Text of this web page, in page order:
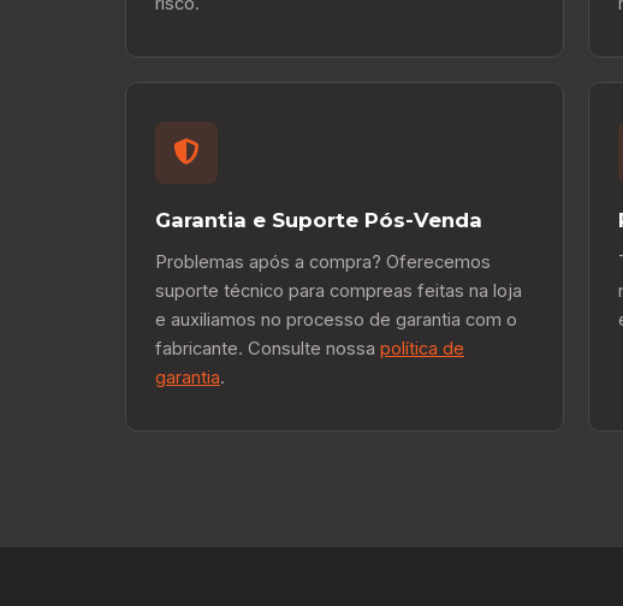
Garantia e Suporte Pós-Venda
Problemas após a compra? Oferecemos
suporte técnico para compreas feitas na loja
e auxiliamos no processo de garantia com o
fabricante. Consulte nossa política de
garantia.